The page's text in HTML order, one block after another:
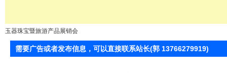
玉器珠宝暨旅游产品展销会
需要广告或者发布信息，可以直接联系站长(郭 13766279919)